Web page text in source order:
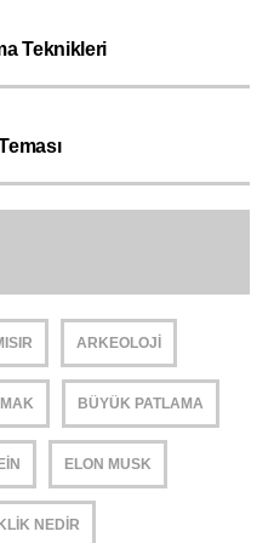
Teknikleri
ARKEOLOJI
BÜYÜK PATLAMA
ELON MUSK
NEDIR